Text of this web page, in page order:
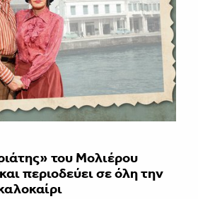
του Μολιέρου
περιοδεύει σε όλη την